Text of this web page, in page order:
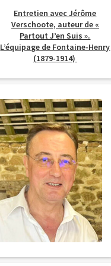
Entretien avec Jérôme
Verschoote, auteur de «
Partout J’en Suis ».
L’équipage de Fontaine-Henry
(1879-1914)